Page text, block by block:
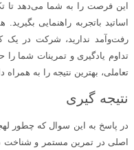
این فرصت را به شما می‌دهد تا
اساتید با‌تجربه راهنمایی
رفت‌وآمد ندارید، شرکت در یک
تداوم یادگیری و تمرینات شما
تعاملی، بهترین نتیجه را به همراه
نتیجه‌ گیری
در پاسخ به این سوال که چطور
اصلی در تمرین مستمر و شناخت